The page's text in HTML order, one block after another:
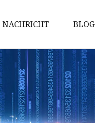
NACHRICHT BLOG